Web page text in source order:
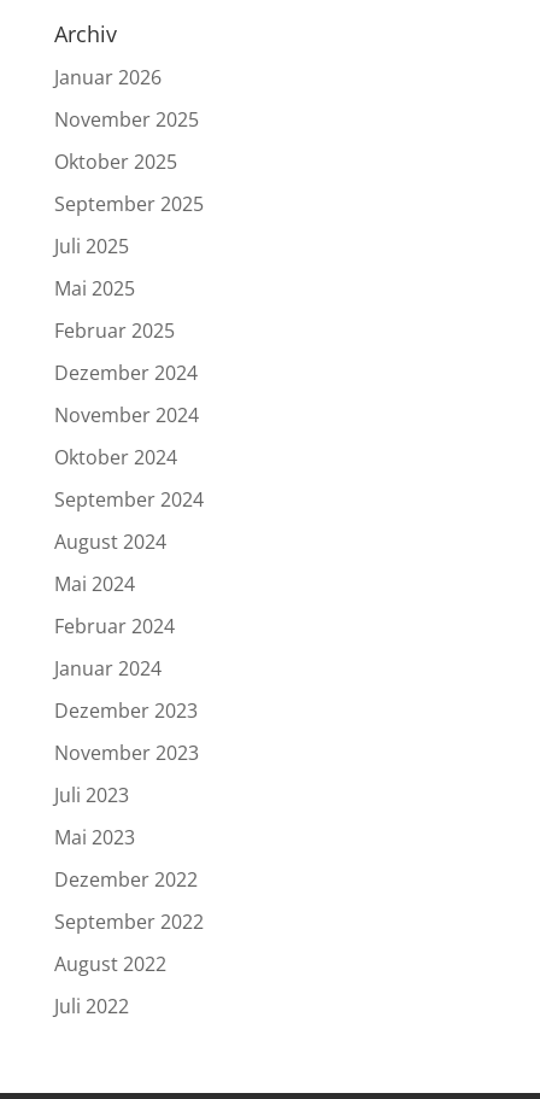
Archiv
Januar 2026
November 2025
Oktober 2025
September 2025
Juli 2025
Mai 2025
Februar 2025
Dezember 2024
November 2024
Oktober 2024
September 2024
August 2024
Mai 2024
Februar 2024
Januar 2024
Dezember 2023
November 2023
Juli 2023
Mai 2023
Dezember 2022
September 2022
August 2022
Juli 2022